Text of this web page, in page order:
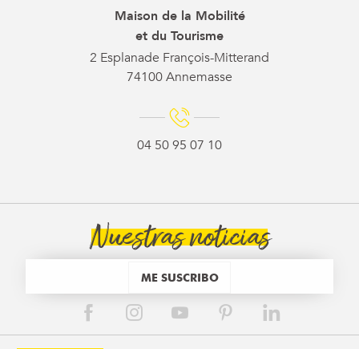
Maison de la Mobilité
et du Tourisme
2 Esplanade François-Mitterand
74100 Annemasse
04 50 95 07 10
Nuestras noticias
ME SUSCRIBO